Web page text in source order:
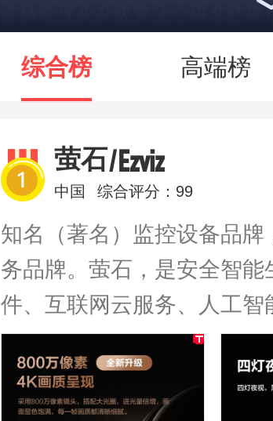
在持续优化升级算法，排名结果
*说明：仅展示部分数据
综合榜 高端榜
萤石/Ezviz
中国 综合评分：99
知名（著名）监控设备品
务品牌。萤石，是安全智
件、互联网云服务、人工
努力为用户打造一个智能
让人们在智能技术营造的
里，享受科技带来的轻松